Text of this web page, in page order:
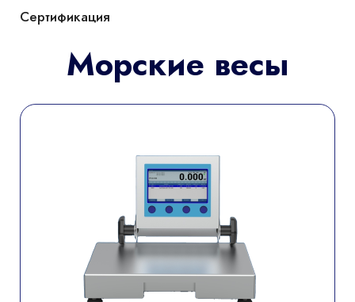
Сертификация
Морские весы